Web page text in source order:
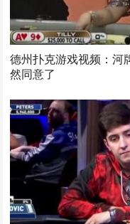
德州扑克游戏视频：河
然同意了